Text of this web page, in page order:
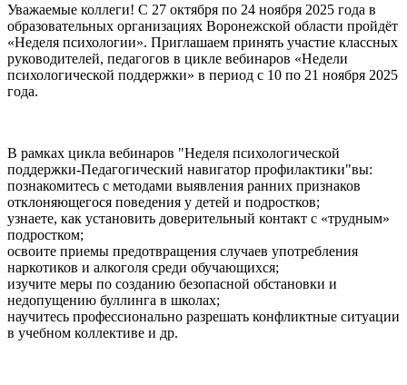
Уважаемые коллеги! С 27 октября по 24 ноября 2025 года в
образовательных организациях Воронежской области пройдёт
«Неделя психологии». Приглашаем принять участие классных
руководителей, педагогов в цикле вебинаров «Недели
психологической поддержки» в период с 10 по 21 ноября 2025
года.
В рамках цикла вебинаров "Неделя психологической
поддержки-Педагогический навигатор профилактики"вы:
познакомитесь с методами выявления ранних признаков
отклоняющегося поведения у детей и подростков;
узнаете, как установить доверительный контакт с «трудным»
подростком;
освоите приемы предотвращения случаев употребления
наркотиков и алкоголя среди обучающихся;
изучите меры по созданию безопасной обстановки и
недопущению буллинга в школах;
научитесь профессионально разрешать конфликтные ситуации
в учебном коллективе и др.